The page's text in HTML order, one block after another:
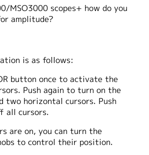
MSO3000 scopes+ how do you
amplitude?
is as follows:
button once to activate the
Push again to turn on the
two horizontal cursors. Push
all cursors.
are on, you can turn the
to control their position.